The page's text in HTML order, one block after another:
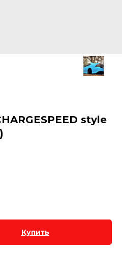
style
Купить